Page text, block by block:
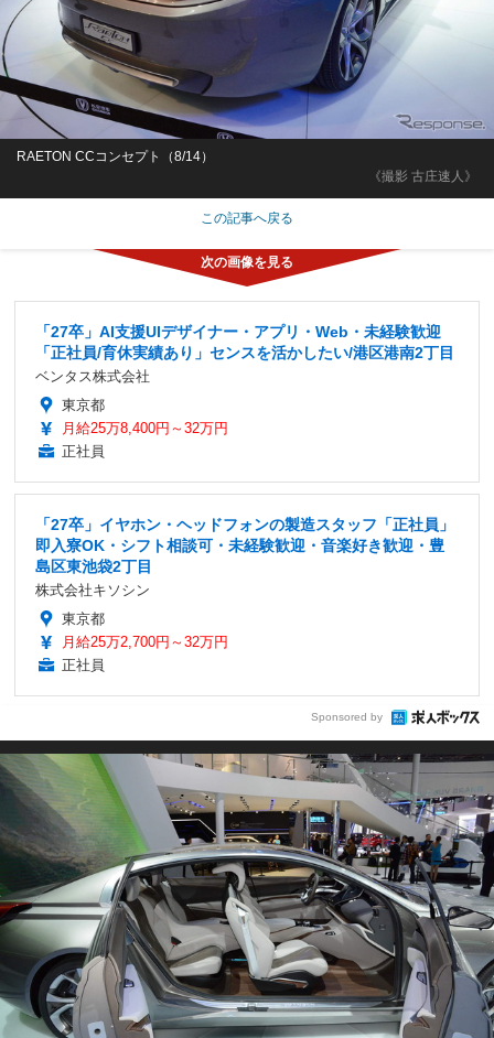
《撮影 古庄速人》
RAETON CCコンセプト（8/14）
この記事へ戻る
「27卒」AI支援UIデザイナー・アプリ・Web・未経験歓迎
「正社員/育休実績あり」センスを活かしたい/港区港南2丁目
ベンタス株式会社
東京都
月給25万8,400円～32万円
正社員
「27卒」イヤホン・ヘッドフォンの製造スタッフ「正社員」
即入寮OK・シフト相談可・未経験歓迎・音楽好き歓迎・豊
島区東池袋2丁目
株式会社キソシン
東京都
月給25万2,700円～32万円
正社員
Sponsored by